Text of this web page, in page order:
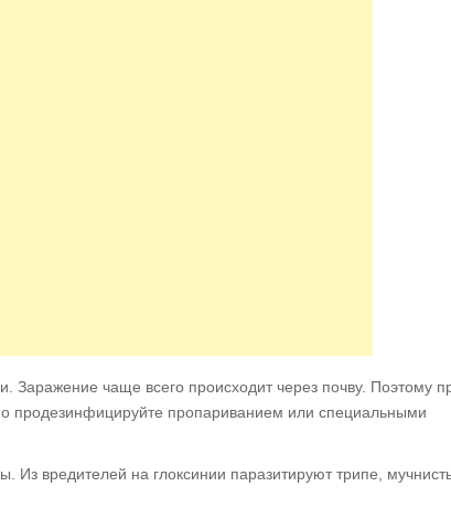
чаще всего происходит через по­чву. Поэтому
проде­зинфицируйте пропарива­нием или специальными
Из вредителей на глоксинии паразитиру­ют трипе,